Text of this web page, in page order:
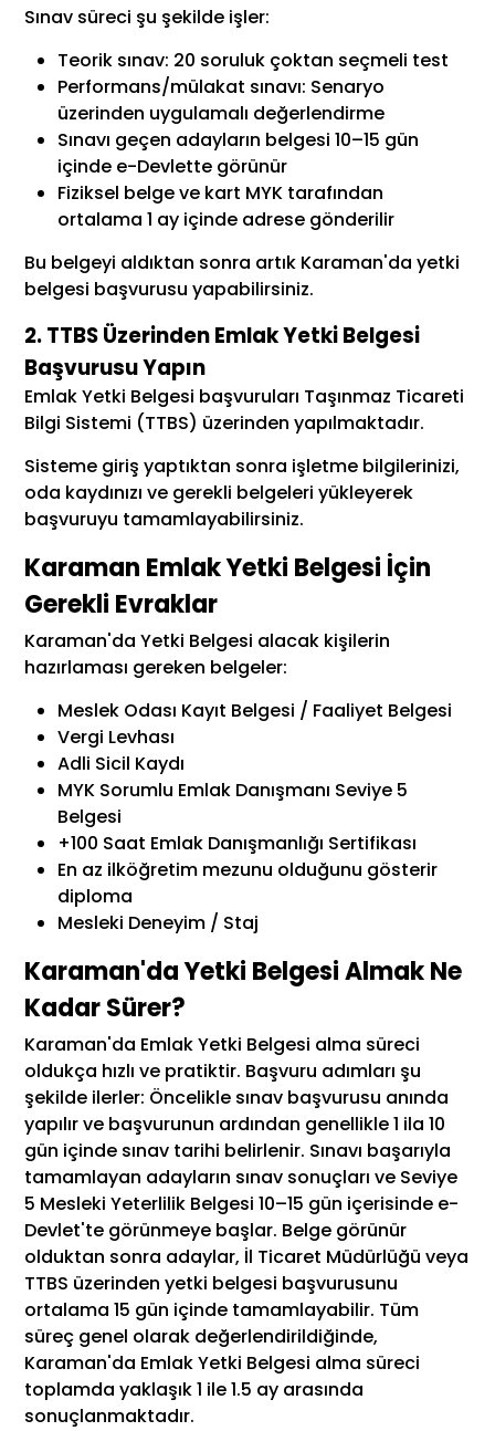
Sınav süreci şu şekilde işler:
Teorik sınav: 20 soruluk çoktan seçmeli test
Performans/mülakat sınavı: Senaryo
üzerinden uygulamalı değerlendirme
Sınavı geçen adayların belgesi 10–15 gün
içinde e-Devlette görünür
Fiziksel belge ve kart MYK tarafından
ortalama 1 ay içinde adrese gönderilir
Bu belgeyi aldıktan sonra artık Karaman'da yetki
belgesi başvurusu yapabilirsiniz.
2. TTBS Üzerinden Emlak Yetki Belgesi
Başvurusu Yapın
Emlak Yetki Belgesi başvuruları Taşınmaz Ticareti
Bilgi Sistemi (TTBS) üzerinden yapılmaktadır.
Sisteme giriş yaptıktan sonra işletme bilgilerinizi,
oda kaydınızı ve gerekli belgeleri yükleyerek
başvuruyu tamamlayabilirsiniz.
Karaman Emlak Yetki Belgesi İçin
Gerekli Evraklar
Karaman'da Yetki Belgesi alacak kişilerin
hazırlaması gereken belgeler:
Meslek Odası Kayıt Belgesi / Faaliyet Belgesi
Vergi Levhası
Adli Sicil Kaydı
MYK Sorumlu Emlak Danışmanı Seviye 5
Belgesi
+100 Saat Emlak Danışmanlığı Sertifikası
En az ilköğretim mezunu olduğunu gösterir
diploma
Mesleki Deneyim / Staj
Karaman'da Yetki Belgesi Almak Ne
Kadar Sürer?
Karaman'da Emlak Yetki Belgesi alma süreci
oldukça hızlı ve pratiktir. Başvuru adımları şu
şekilde ilerler: Öncelikle sınav başvurusu anında
yapılır ve başvurunun ardından genellikle 1 ila 10
gün içinde sınav tarihi belirlenir. Sınavı başarıyla
tamamlayan adayların sınav sonuçları ve Seviye
5 Mesleki Yeterlilik Belgesi 10–15 gün içerisinde e-
Devlet'te görünmeye başlar. Belge görünür
olduktan sonra adaylar, İl Ticaret Müdürlüğü veya
TTBS üzerinden yetki belgesi başvurusunu
ortalama 15 gün içinde tamamlayabilir. Tüm
süreç genel olarak değerlendirildiğinde,
Karaman'da Emlak Yetki Belgesi alma süreci
toplamda yaklaşık 1 ile 1.5 ay arasında
sonuçlanmaktadır.